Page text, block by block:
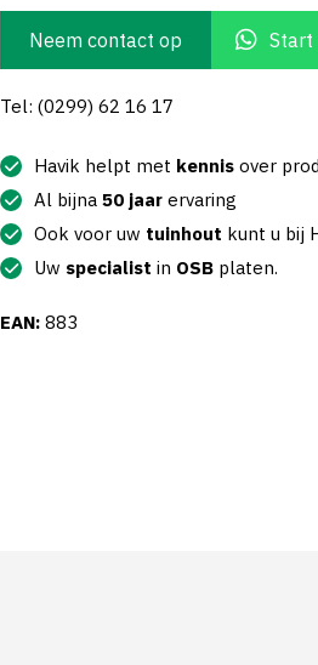
Neem contact op Start
Tel: (0299) 62 16 17
Havik helpt met kennis over
Al bijna 50 jaar ervaring
Ook voor uw tuinhout kunt u bij
Uw specialist in OSB platen.
EAN: 883